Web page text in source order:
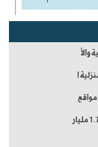
والأ
مواقع